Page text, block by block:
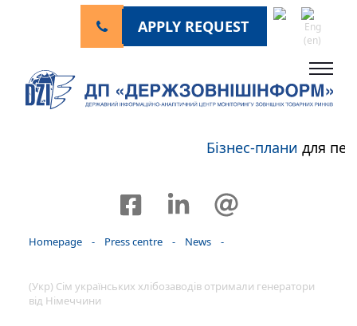
APPLY REQUEST
Бізнес-планидля
Homepage - Press centre - News -
(Укр) Сім українських хлібозаводів отримали генератори
від Німеччини